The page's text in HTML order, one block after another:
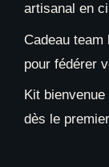
artisanal en
Cadeau team
pour fédérer
Kit
dès le